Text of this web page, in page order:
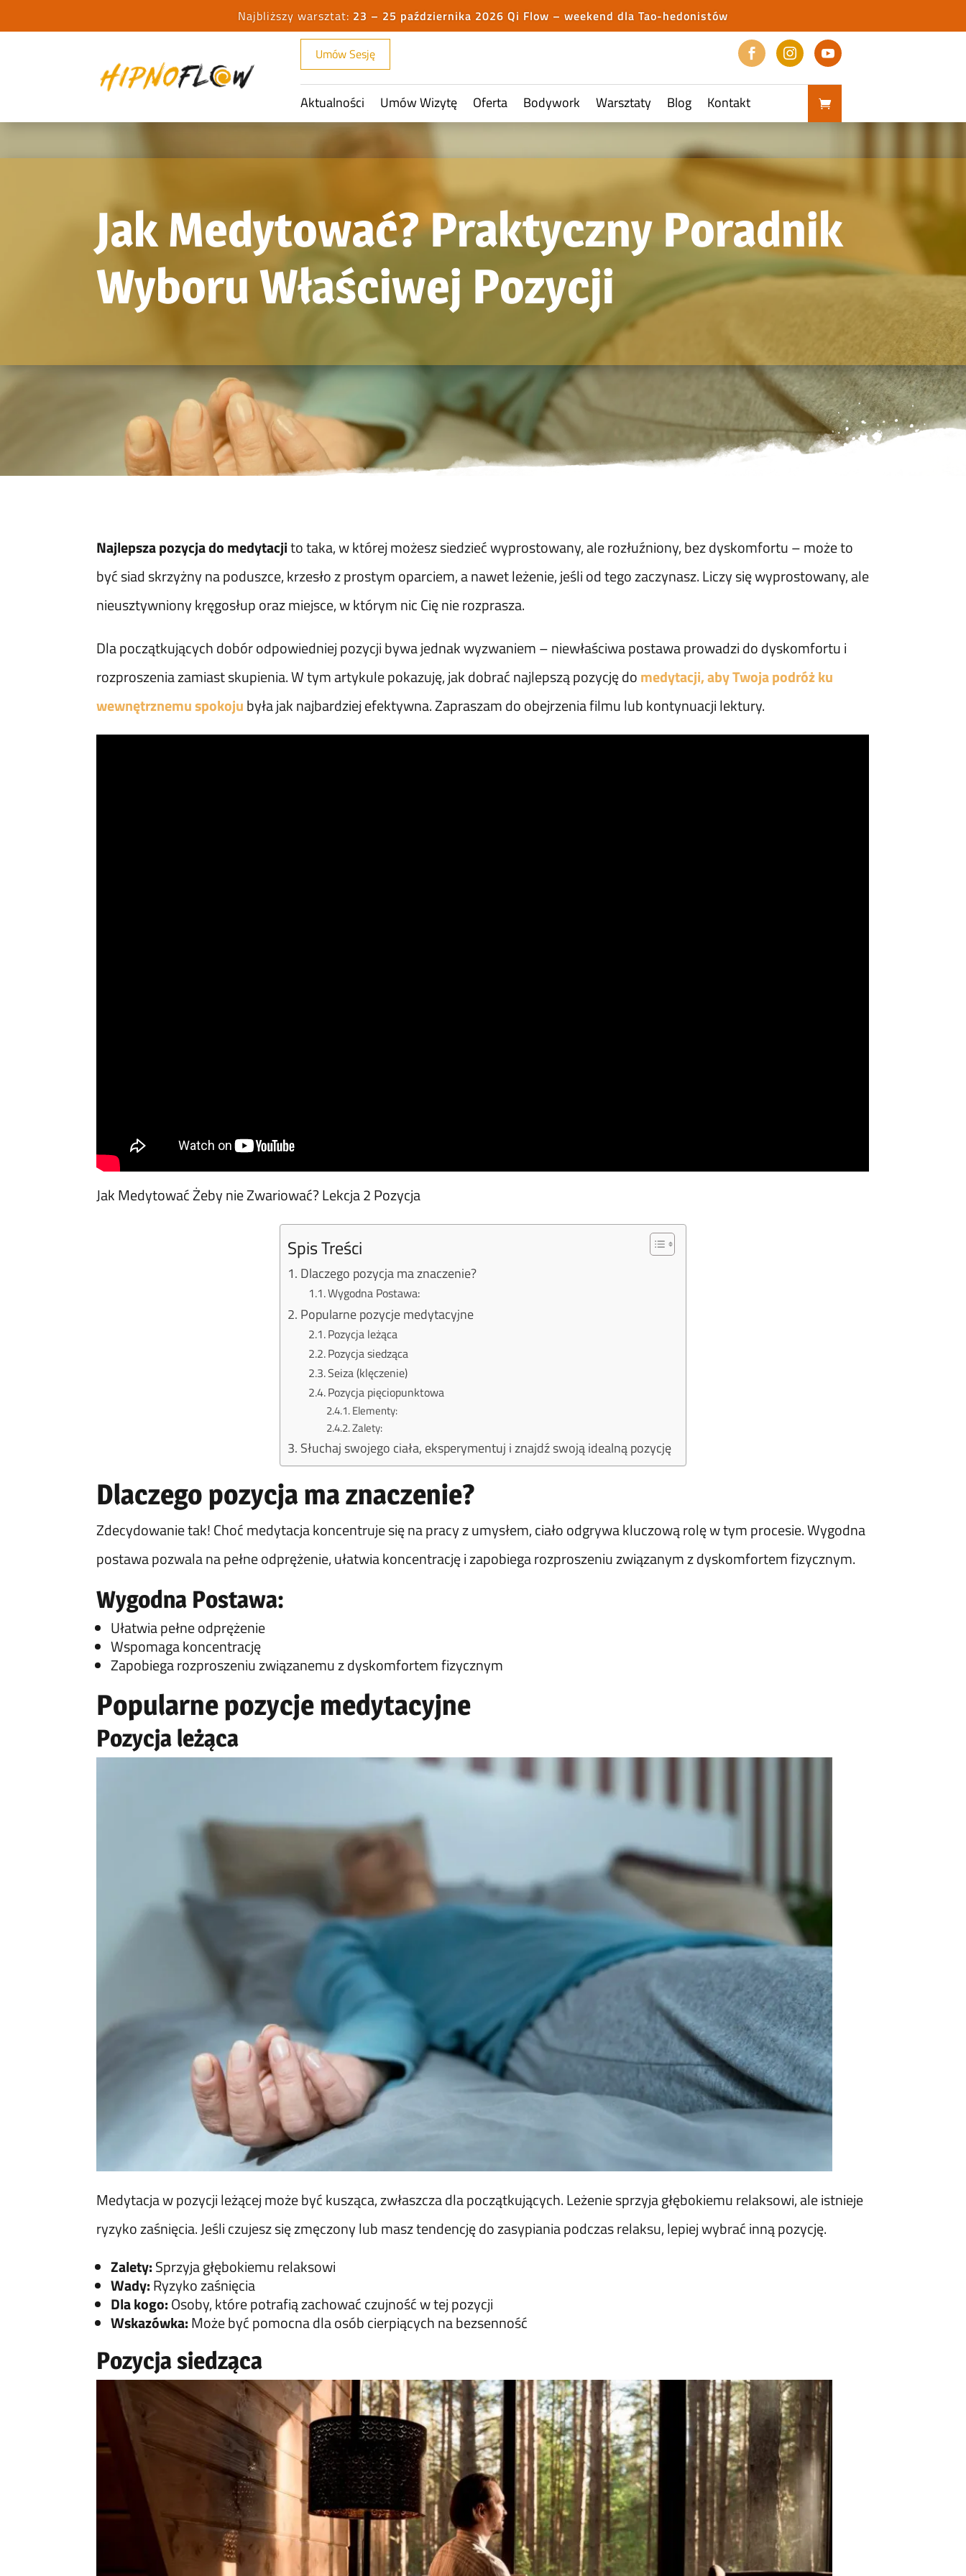
23 – 25 października 2026 Qi Flow – weekend dla Tao-hedonistów
Umów Sesję   
Aktualności Umów Wizytę Oferta Bodywork Warsztaty Blog Kontakt
Jak Medytować? Praktyczny Poradnik
Wyboru Właściwej Pozycji
Najlepsza pozycja do medytacjito taka, w której możesz siedzieć wyprostowany, ale rozłuźniony, bez dyskomfortu – może to
być siad skrzyżny na poduszce, krzesło z prostym oparciem, a nawet leżenie, jeśli od tego zaczynasz. Liczy się wyprostowany, ale
nieusztywniony kręgosłup oraz miejsce, w którym nic Cię nie rozprasza.
Dla początkujących dobór odpowiedniej pozycji bywa jednak wyzwaniem – niewłaściwa postawa prowadzi do dyskomfortu i
rozproszenia zamiast skupienia. W tym artykule pokazuję, jak dobrać najlepszą pozycję domedytacji, aby Twoja podróż ku
wewnętrznemu spokojubyła jak najbardziej efektywna. Zapraszam do obejrzenia filmu lub kontynuacji lektury.
Jak Medytować Żeby nie Zwariować? Lekcja 2 Pozycja
Spis Treści
Dlaczego pozycja ma znaczenie?
Wygodna Postawa:
Popularne pozycje medytacyjne
Pozycja leżąca
Pozycja siedząca
Seiza (klęczenie)
Pozycja pięciopunktowa
Elementy:
Zalety:
Słuchaj swojego ciała, eksperymentuj i znajdź swoją idealną pozycję
Dlaczego pozycja ma znaczenie?
Zdecydowanie tak! Choć medytacja koncentruje się na pracy z umysłem, ciało odgrywa kluczową rolę w tym procesie. Wygodna
postawa pozwala na pełne odprężenie, ułatwia koncentrację i zapobiega rozproszeniu związanym z dyskomfortem fizycznym.
Wygodna Postawa:
Ułatwia pełne odprężenie
Wspomaga koncentrację
Zapobiega rozproszeniu związanemu z dyskomfortem fizycznym
Popularne pozycje medytacyjne
Pozycja leżąca
Medytacja w pozycji leżącej może być kusząca, zwłaszcza dla początkujących. Leżenie sprzyja głębokiemu relaksowi, ale istnieje
ryzyko zaśnięcia. Jeśli czujesz się zmęczony lub masz tendencję do zasypiania podczas relaksu, lepiej wybrać inną pozycję.
Zalety:Sprzyja głębokiemu relaksowi
Wady:Ryzyko zaśnięcia
Dla kogo:Osoby, które potrafią zachować czujność w tej pozycji
Wskazówka:Może być pomocna dla osób cierpiących na bezsenność
Pozycja siedząca